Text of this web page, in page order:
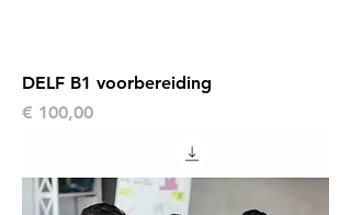
DELF B1 voorbereiding
Prijs
€ 100,00